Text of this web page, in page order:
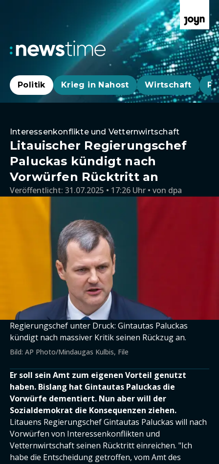
Politik Krieg in Nahost Wirtschaft
Interessenkonflikte und Vetternwirtschaft
Litauischer Regierungschef
Paluckas kündigt nach
Vorwürfen Rücktritt an
Veröffentlicht: 31.07.2025 • 17:26 Uhr von dpa
Regierungschef unter Druck: Gintautas Paluckas
kündigt nach massiver Kritik seinen Rückzug an.
Bild: AP Photo/Mindaugas Kulbis, File
Er soll sein Amt zum eigenen Vorteil genutzt
haben. Bislang hat Gintautas Paluckas die
Vorwürfe dementiert. Nun aber will der
Sozialdemokrat die Konsequenzen ziehen.
Litauens Regierungschef Gintautas Paluckas will nach
Vorwürfen von Interessenkonflikten und
Vetternwirtschaft seinen Rücktritt einreichen. "Ich
habe die Entscheidung getroffen, vom Amt des